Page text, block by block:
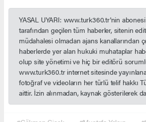
YASAL UYARI: www.turk360.tr'nin
tarafından geçilen tüm haberler, sitenin
müdahalesi olmadan ajans kanallarından
haberlerde yer alan hukuki muhataplar
olup site yönetimi ve hiç bir editörü
www.turk360.tr internet sitesinde
fotoğraf ve videoların her türlü telif hakkı
aittir. İzin alınmadan, kaynak gösterilerek